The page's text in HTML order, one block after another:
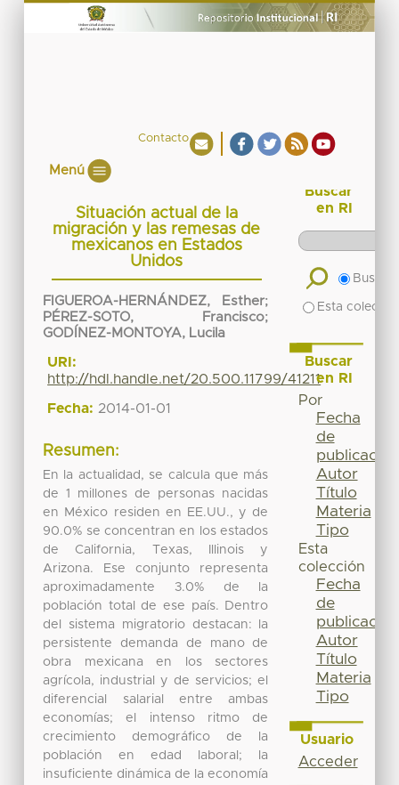
Contacto
Menú
Situación actual de la
migración y las remesas de
mexicanos en Estados
Unidos
FIGUEROA-HERNÁNDEZ, Esther;
PÉREZ-SOTO, Francisco;
GODÍNEZ-MONTOYA, Lucila
URI:
http://hdl.handle.net/20.500.11799/41211
Fecha: 2014-01-01
Resumen:
En la actualidad, se calcula que más
de 1 millones de personas nacidas
en México residen en EE.UU., y de
90.0% se concentran en los estados
de California, Texas, Illinois y
Arizona. Ese conjunto representa
aproximadamente 3.0% de la
población total de ese país. Dentro
del sistema migratorio destacan: la
persistente demanda de mano de
obra mexicana en los sectores
agrícola, industrial y de servicios; el
diferencial salarial entre ambas
economías; el intenso ritmo de
crecimiento demográfico de la
población en edad laboral; la
insuficiente dinámica de la economía
Buscar
en RI
Buscar
Esta
Buscar
en RI
Por
Fecha
de
publicación
Autor
Título
Materia
Tipo
Esta
colección
Fecha
de
publicación
Autor
Título
Materia
Tipo
Usuario
Acceder